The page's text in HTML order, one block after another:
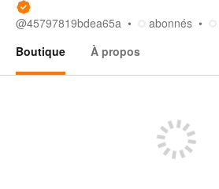
@45797819bdea65a abonnés
Boutique
À propos